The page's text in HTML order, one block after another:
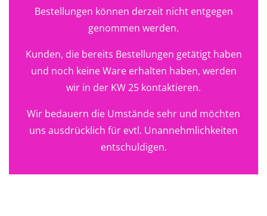
Bestellungen können derzeit nicht entgegen
genommen werden.
Kunden, die bereits Bestellungen getätigt haben
und noch keine Ware erhalten haben, werden
wir in der KW 25 kontaktieren.
Wir bedauern die Umstände sehr und möchten
uns ausdrücklich für evtl. Unannehmlichkeiten
entschuldigen.